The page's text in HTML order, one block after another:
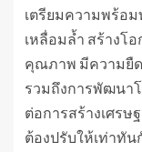
เตรียมความพร้อ
เหลื่อมล้ำ สร้างโ
คุณภาพ มีความยืด
รวมถึงการพัฒนา
ต่อการสร้างเศร
ต้องปรับให้เท่าทั